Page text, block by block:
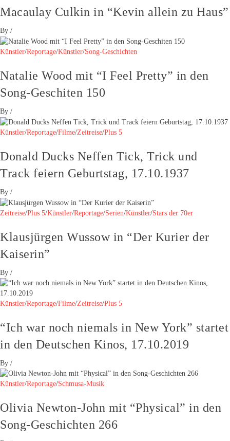
Macaulay Culkin in “Kevin allein zu Haus”
By /
Künstler/Reportage/Künstler/Song-Geschichten
Natalie Wood mit “I Feel Pretty” in den
Song-Geschiten 150
By /
Künstler/Reportage/Filme/Zeitreise/Plus 5
Donald Ducks Neffen Tick, Trick und
Track feiern Geburtstag, 17.10.1937
By /
Zeitreise/Plus 5/Künstler/Reportage/Serien/Künstler/Stars der 70er
Klausjürgen Wussow in “Der Kurier der
Kaiserin”
By /
Künstler/Reportage/Filme/Zeitreise/Plus 5
“Ich war noch niemals in New York” startet
in den Deutschen Kinos, 17.10.2019
By /
Künstler/Reportage/Schmusa-Musik
Olivia Newton-John mit “Physical” in den
Song-Geschichten 266